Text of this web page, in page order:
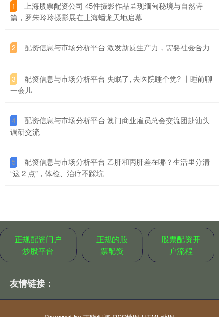
1
​上海股票配资公司 45件摄影作品呈现缅甸秘境与自然诗
篇，罗朱玲玲摄影展在上海蟠龙天地启幕
2 ​配资信息与市场分析平台 激发新质生产力，需要社会合力
3
​配资信息与市场分析平台 失眠了, 去医院睡个觉? 丨睡前聊
一会儿
4
​配资信息与市场分析平台 澳门商业雇员总会交流团赴汕头
调研交流
5
​配资信息与市场分析平台 乙肝和丙肝差在哪？生活里分清
“这 2 点”，体检、治疗不踩坑
正规配资门户
炒股平台
正规的股
票配资
股票配资开
户流程
友情链接：